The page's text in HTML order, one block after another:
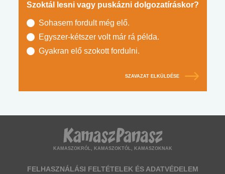
Szoktál lesni vagy puskázni dolgozatíráskor?
Sohasem fordult még elő.
Egyszer-kétszer volt már rá példa.
Gyakran elő szokott fordulni.
SZAVAZAT ELKÜLDÉSE
KAMASZOKRÓL, KAMASZOKTÓL, KAMASZOKNAK
FELHASZNÁLÁSI FELTÉTELEK ÉS ADATVÉDELEM